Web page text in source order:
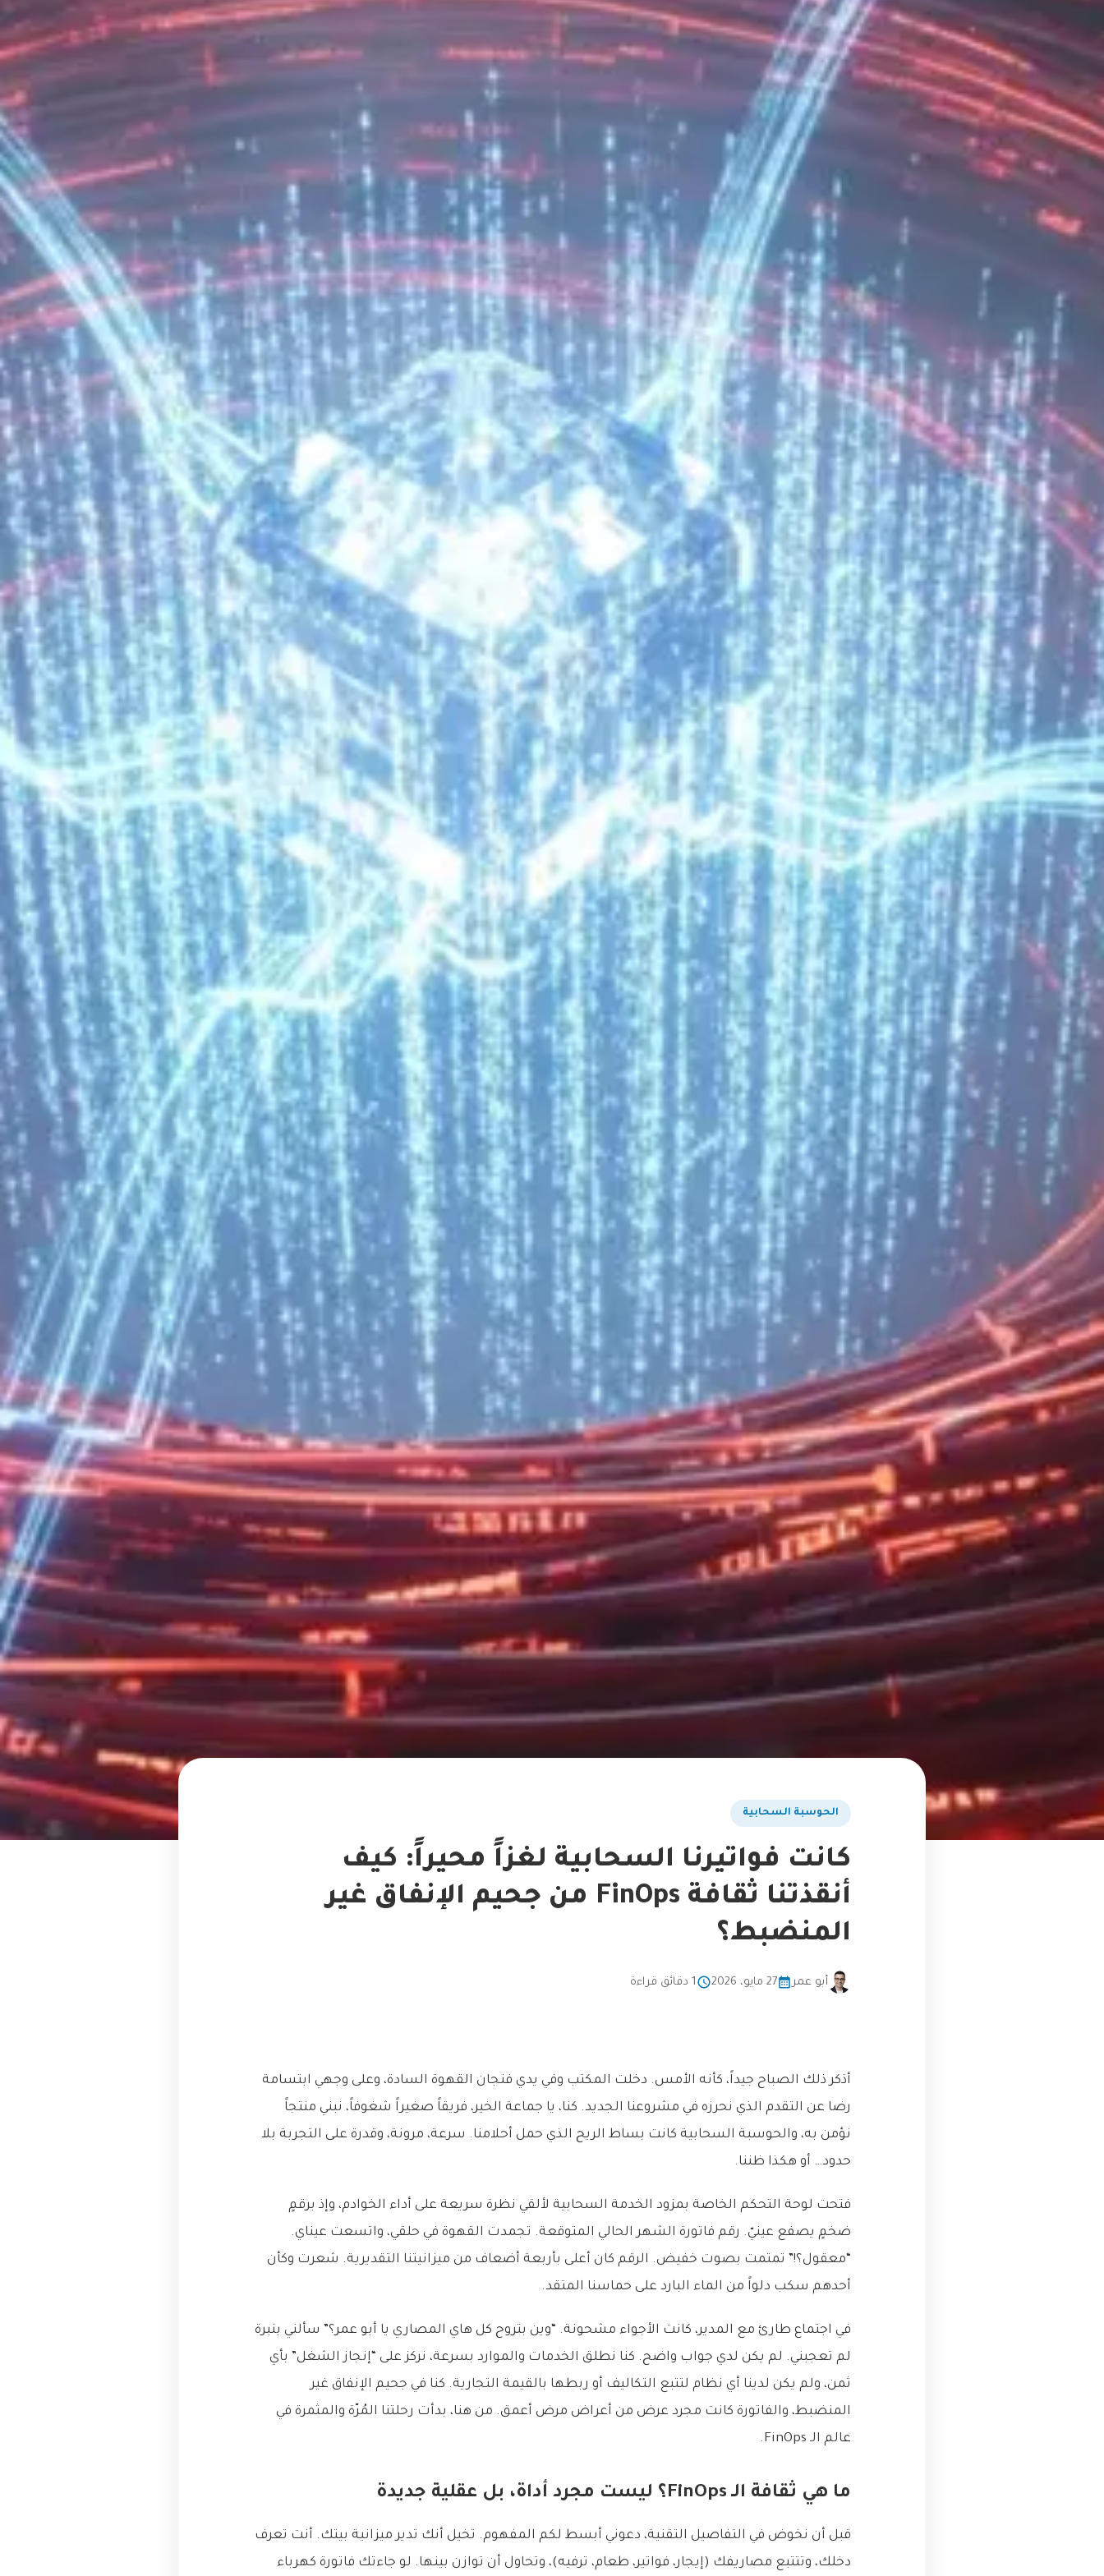
الحوسبة السحابية
كانت فواتيرنا السحابية لغزاً محيراً: كيف
أنقذتنا ثقافة FinOps من جحيم الإنفاق غير
المنضبط؟
أبو عمر 27 مايو، 2026 1 دقائق قراءة
أذكر ذلك الصباح جيداً، كأنه الأمس. دخلت المكتب وفي يدي فنجان القهوة السادة، وعلى وجهي ابتسامة
رضا عن التقدم الذي نحرزه في مشروعنا الجديد. كنا، يا جماعة الخير، فريقاً صغيراً شغوفاً، نبني منتجاً
نؤمن به، والحوسبة السحابية كانت بساط الريح الذي حمل أحلامنا. سرعة، مرونة، وقدرة على التجربة بلا
حدود… أو هكذا ظننا.
فتحت لوحة التحكم الخاصة بمزود الخدمة السحابية لألقي نظرة سريعة على أداء الخوادم، وإذ برقمٍ
ضخمٍ يصفع عينيّ. رقم فاتورة الشهر الحالي المتوقعة. تجمدت القهوة في حلقي، واتسعت عيناي.
“معقول؟!” تمتمت بصوت خفيض. الرقم كان أعلى بأربعة أضعاف من ميزانيتنا التقديرية. شعرت وكأن
أحدهم سكب دلواً من الماء البارد على حماسنا المتقد.
في اجتماع طارئ مع المدير، كانت الأجواء مشحونة. “وين بتروح كل هاي المصاري يا أبو عمر؟” سألني بنبرة
لم تعجبني. لم يكن لدي جواب واضح. كنا نطلق الخدمات والموارد بسرعة، نركز على “إنجاز الشغل” بأي
ثمن، ولم يكن لدينا أي نظام لتتبع التكاليف أو ربطها بالقيمة التجارية. كنا في جحيم الإنفاق غير
المنضبط، والفاتورة كانت مجرد عرض من أعراض مرض أعمق. من هنا، بدأت رحلتنا المُرّة والمثمرة في
عالم الـ FinOps.
ما هي ثقافة الـ FinOps؟ ليست مجرد أداة، بل عقلية جديدة
قبل أن نخوض في التفاصيل التقنية، دعوني أبسط لكم المفهوم. تخيل أنك تدير ميزانية بيتك. أنت تعرف
دخلك، وتتتبع مصاريفك (إيجار، فواتير، طعام، ترفيه)، وتحاول أن توازن بينها. لو جاءتك فاتورة كهرباء